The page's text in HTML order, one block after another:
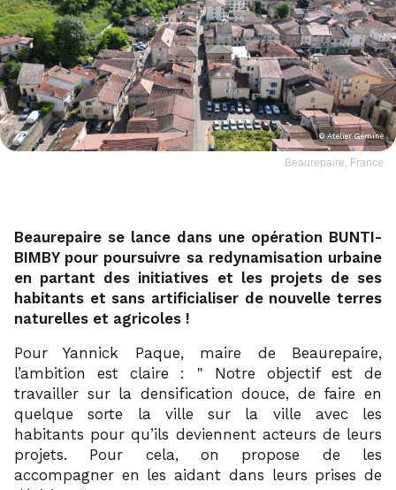
© Atelier Géminé
Beaurepaire, France
Beaurepaire se lance dans une opération BUNTI-
BIMBY pour poursuivre sa redynamisation urbaine
en partant des initiatives et les projets de ses
habitants et sans artificialiser de nouvelle terres
naturelles et agricoles !
Pour Yannick Paque, maire de Beaurepaire,
l’ambition est claire :
Notre objectif est de
travailler sur la densification douce, de faire en
quelque sorte la ville sur la ville avec les
habitants pour qu’ils deviennent acteurs de leurs
projets. Pour cela, on propose de les
accompagner en les aidant dans leurs prises de